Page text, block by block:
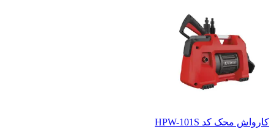
کارواش محک کد HPW-101S